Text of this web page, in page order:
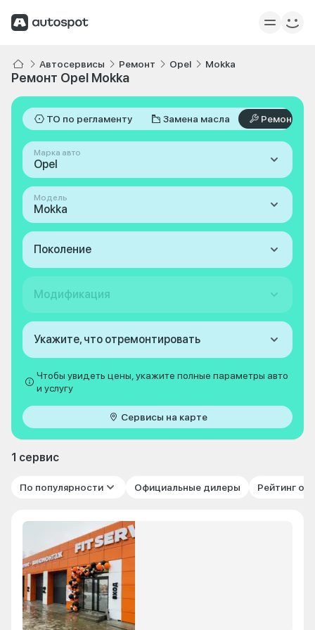
Автосервисы Ремонт Opel Mokka
Ремонт Opel Mokka
ТО по регламенту Замена масла Ремонт
Марка авто
Opel
Модель
Mokka
Поколение
Модификация
Укажите, что отремонтировать
Чтобы увидеть цены, укажите полные параметры авто
и услугу
Сервисы на карте
1 сервис
По популярности Официальные дилеры Рейтинг